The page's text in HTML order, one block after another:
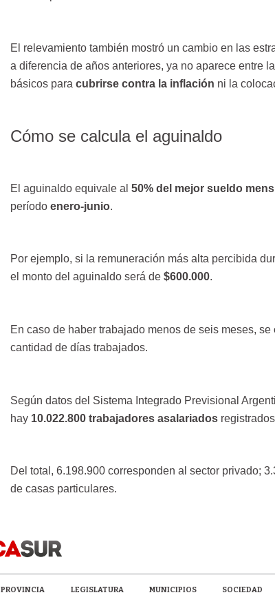
El relevamiento también mostró un cambio en las
a diferencia de años anteriores, ya no aparece entre
básicos para cubrirse contra la inflación ni la
Cómo se calcula el aguinaldo
El aguinaldo equivale al 50% del mejor sueldo
período enero-junio.
Por ejemplo, si la remuneración más alta percibida
el monto del aguinaldo será de $600.000.
En caso de haber trabajado menos de seis meses, se
cantidad de días trabajados.
Según datos del Sistema Integrado Previsional
hay 10.022.800 trabajadores asalariados
Del total, 6.198.900 corresponden al sector privado;
de casas particulares.
PROVINCIA LEGISLATURA MUNICIPIOS SOCIEDAD